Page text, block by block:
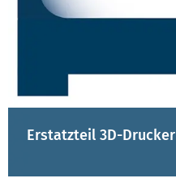
Erstatzteil 3D-Drucker